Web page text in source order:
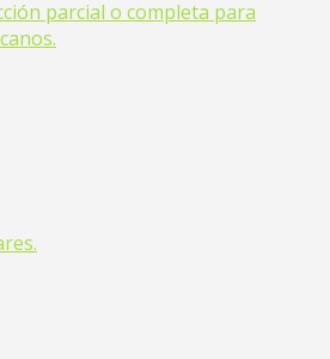
parcial o completa para